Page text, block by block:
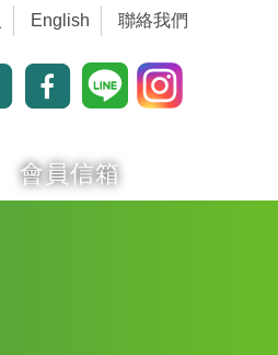
English 聯絡我們
會員信箱